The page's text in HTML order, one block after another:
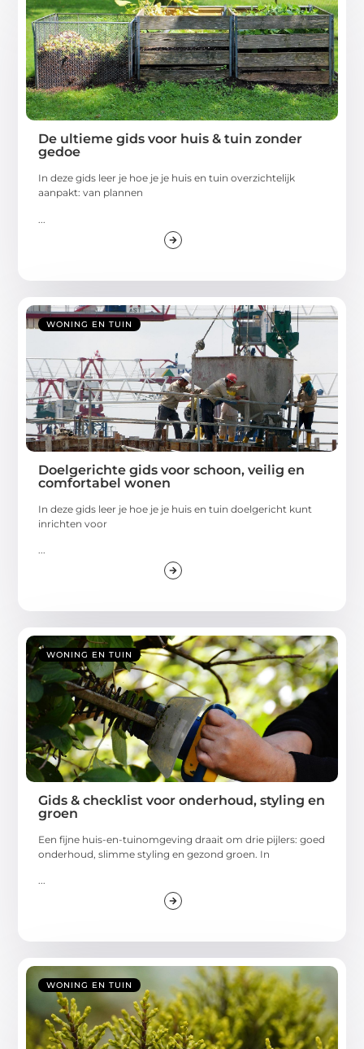
De ultieme gids voor huis & tuin zonder
gedoe
In deze gids leer je hoe je je huis en tuin overzichtelijk
aanpakt: van plannen
WONING EN TUIN
Doelgerichte gids voor schoon, veilig en
comfortabel wonen
In deze gids leer je hoe je je huis en tuin doelgericht kunt
inrichten voor
...
WONING EN TUIN
Gids & checklist voor onderhoud, styling en
groen
Een fijne huis-en-tuinomgeving draait om drie pijlers: goed
onderhoud, slimme styling en gezond groen. In
...
WONING EN TUIN